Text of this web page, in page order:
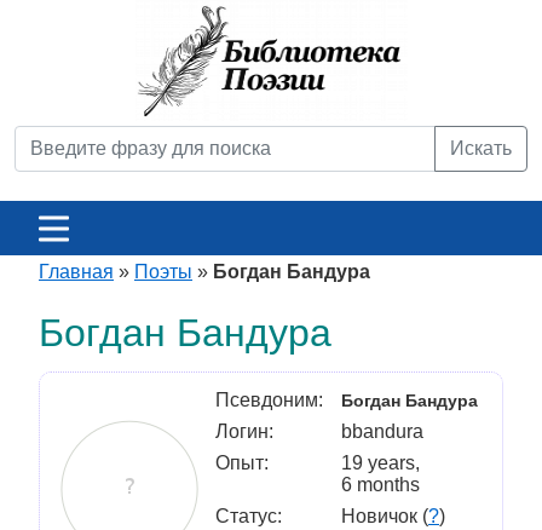
Искать
Главная » Поэты » Богдан Бандура
Богдан Бандура
Псевдоним: Богдан Бандура
Логин:
bbandura
Опыт:
19 years,
6 months
Статус:
Новичок (?)